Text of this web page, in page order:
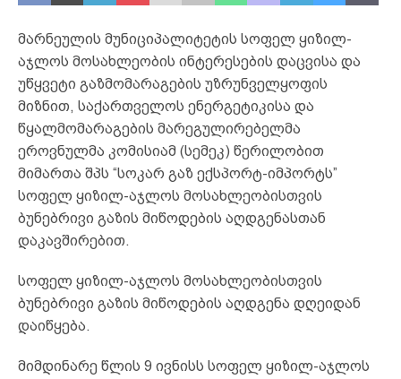
მარნეულის მუნიციპალიტეტის სოფელ ყიზილ-
აჯლოს მოსახლეობის ინტერესების დაცვისა და
უწყვეტი გაზმომარაგების უზრუნველყოფის
მიზნით, საქართველოს ენერგეტიკისა და
წყალმომარაგების მარეგულირებელმა
ეროვნულმა კომისიამ (სემეკ) წერილობით
მიმართა შპს “სოკარ გაზ ექსპორტ-იმპორტს”
სოფელ ყიზილ-აჯლოს მოსახლეობისთვის
ბუნებრივი გაზის მიწოდების აღდგენასთან
დაკავშირებით.
სოფელ ყიზილ-აჯლოს მოსახლეობისთვის
ბუნებრივი გაზის მიწოდების აღდგენა დღეიდან
დაიწყება.
მიმდინარე წლის 9 ივნისს სოფელ ყიზილ-აჯლოს